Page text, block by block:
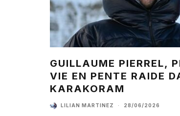
GUILLAUME PIERREL,
VIE EN PENTE RAIDE
KARAKORAM
LILIAN MARTINEZ · 28/06/2026